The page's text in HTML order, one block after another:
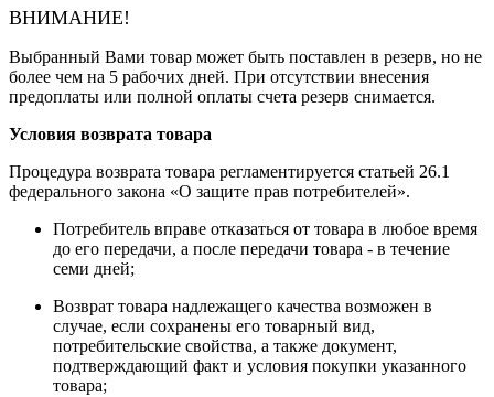
ВНИМАНИЕ!
Выбранный Вами товар может быть поставлен в резерв, но не
более чем на 5 рабочих дней. При отсутствии внесения
предоплаты или полной оплаты счета резерв снимается.
Условия возврата товара
Процедура возврата товара регламентируется статьей 26.1
федерального закона «О защите прав потребителей».
Потребитель вправе отказаться от товара в любое время
до его передачи, а после передачи товара - в течение
семи дней;
Возврат товара надлежащего качества возможен в
случае, если сохранены его товарный вид,
потребительские свойства, а также документ,
подтверждающий факт и условия покупки указанного
товара;